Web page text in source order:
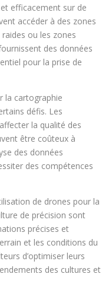
efficacement sur de
accéder à des zones
raides ou les zones
des données
pour la prise de
la cartographie
défis. Les
la qualité des
être coûteux à
des données
des compétences
de drones pour la
de précision sont
précises et
et les conditions du
d’optimiser leurs
des cultures et